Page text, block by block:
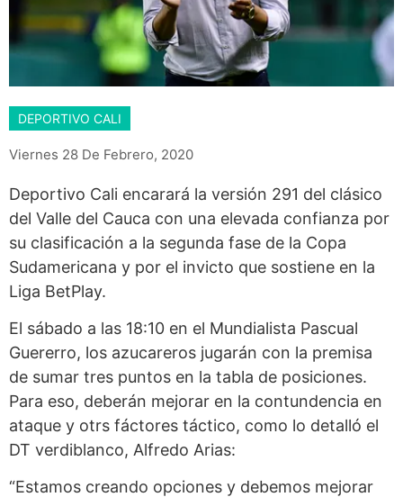
DEPORTIVO CALI
Viernes 28 De Febrero, 2020
Deportivo Cali encarará la versión 291 del clásico
del Valle del Cauca con una elevada confianza por
su clasificación a la segunda fase de la Copa
Sudamericana y por el invicto que sostiene en la
Liga BetPlay.
El sábado a las 18:10 en el Mundialista Pascual
Guererro, los azucareros jugarán con la premisa
de sumar tres puntos en la tabla de posiciones.
Para eso, deberán mejorar en la contundencia en
ataque y otrs fáctores táctico, como lo detalló el
DT verdiblanco, Alfredo Arias:
“Estamos creando opciones y debemos mejorar